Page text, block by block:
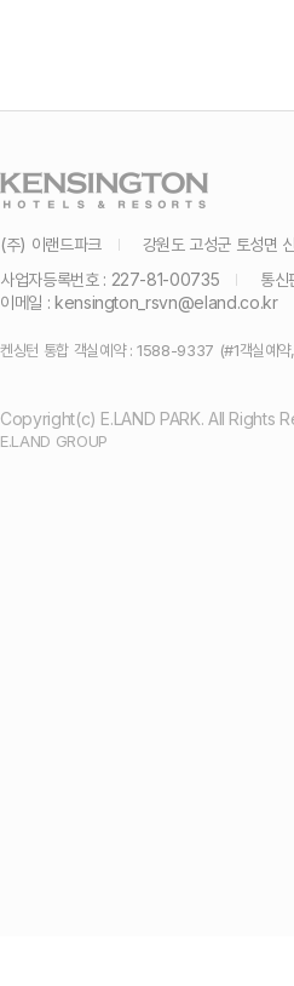
(주) 이랜드파크
강원도 고성군 토성면
사업자등록번호 : 227-81-00735
통신
이메일 : kensington_rsvn@eland.co.kr
켄싱턴 통합 객실예약 : 1588-9337 (#1객실예
Copyright(c) E.LAND PARK. All Rights
E.LAND GROUP